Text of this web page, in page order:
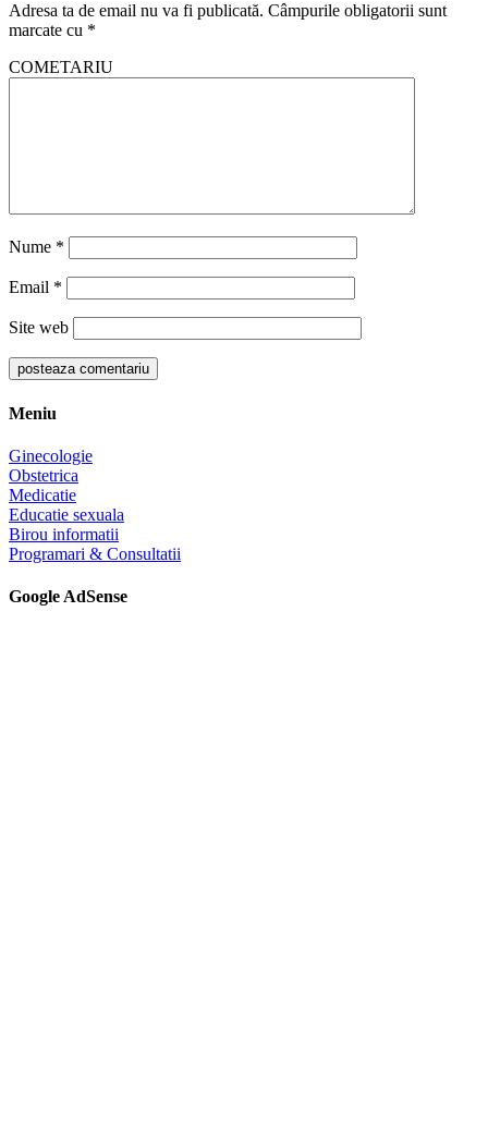
Adresa ta de email nu va fi publicată. Câmpurile obligatorii sunt
marcate cu *
COMETARIU
Nume *
Email *
Site web
Meniu
Ginecologie
Obstetrica
Medicatie
Educatie sexuala
Birou informatii
Programari & Consultatii
Google AdSense